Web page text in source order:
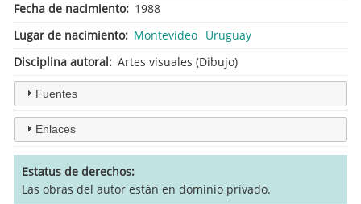
Fecha de nacimiento
1988
Lugar de nacimiento
Montevideo Uruguay
Disciplina autoral
Artes visuales (Dibujo)
Fuentes
Enlaces
Estatus de derechos
Las obras del autor están en dominio privado.